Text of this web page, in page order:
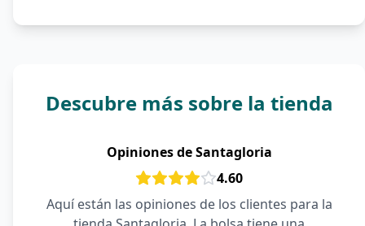
Descubre más sobre la tienda
Opiniones de Santagloria
4.60
Aquí están las opiniones de los clientes para la